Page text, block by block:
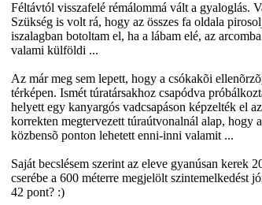
Féltávtól visszafelé rémálommá vált a gyaloglás.
Szükség is volt rá, hogy az összes fa oldala
iszalagban botoltam el, ha a lábam elé, az
valami külföldi ...
Az már meg sem lepett, hogy a csókakõi
térképen. Ismét túratársakhoz csapódva
helyett egy kanyargós vadcsapáson képzelték el
korrekten megtervezett túraútvonalnál alap,
közbensõ ponton lehetett enni-inni valamit ...
Saját becslésem szerint az eleve gyanúsan kerek
cserébe a 600 méterre megjelölt szintemelkedést
42 pont? :)